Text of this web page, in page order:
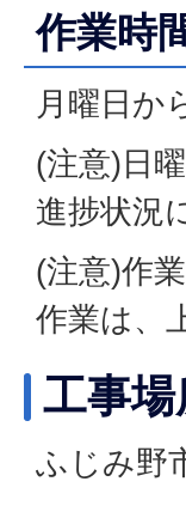
作業時
月曜日か
(注意)日
進捗状況
(注意)作
作業は、
工事場
ふじみ野